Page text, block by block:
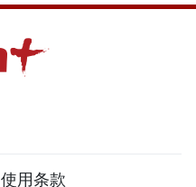
使用条款